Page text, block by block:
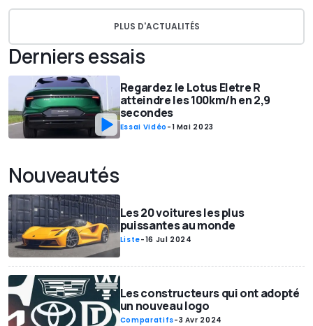
PLUS D'ACTUALITÉS
Derniers essais
Regardez le Lotus Eletre R
atteindre les 100km/h en 2,9
secondes
Essai Vidéo -1 Mai 2023
Nouveautés
Les 20 voitures les plus
puissantes au monde
Liste-16 Jul 2024
Les constructeurs qui ont adopté
un nouveau logo
Comparatifs-3 Avr 2024